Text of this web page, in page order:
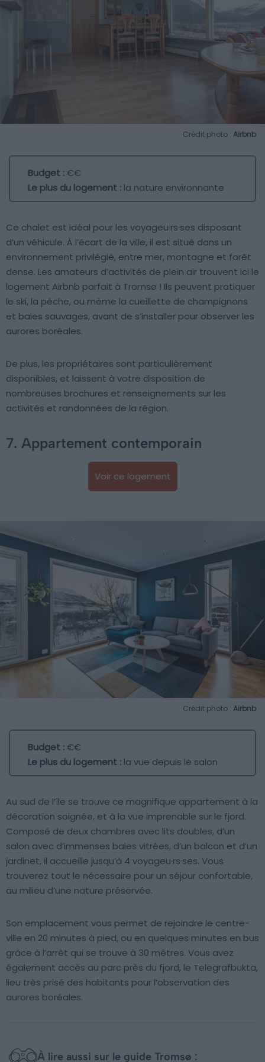
Crédit photo : Airbnb
Budget :€€
Le plus du logement : la nature environnante
Ce chalet est idéal pour les voyageu·rs·ses disposant
d’un véhicule. À l’écart de la ville, il est situé dans un
environnement privilégié, entre mer, montagne et forêt
dense. Les amateurs d’activités de plein air trouvent ici le
logement Airbnb parfait à Tromsø ! Ils peuvent pratiquer
le ski, la pêche, ou même la cueillette de champignons
et baies sauvages, avant de s’installer pour observer les
aurores boréales.
De plus, les propriétaires sont particulièrement
disponibles, et laissent à votre disposition de
nombreuses brochures et renseignements sur les
activités et randonnées de la région.
7. Appartement contemporain
Voir ce logement
Crédit photo : Airbnb
Budget :€€
Le plus du logement : la vue depuis le salon
Au sud de l’île se trouve ce magnifique appartement à la
décoration soignée, et à la vue imprenable sur le fjord.
Composé de deux chambres avec lits doubles, d’un
salon avec d’immenses baies vitrées, d’un balcon et d’un
jardinet, il accueille jusqu’à 4 voyageu·rs·ses. Vous
trouverez tout le nécessaire pour un séjour confortable,
au milieu d’une nature préservée.
Son emplacement vous permet de rejoindre le centre-
ville en 20 minutes à pied, ou en quelques minutes en bus
grâce à l’arrêt qui se trouve à 30 mètres. Vous avez
également accès au parc près du fjord, le Telegrafbukta,
lieu très prisé des habitants pour l’observation des
aurores boréales.
À lire aussi sur le guide Tromsø :